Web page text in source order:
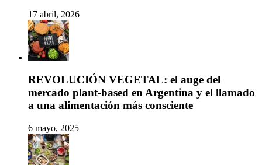
17 abril, 2026
REVOLUCIÓN VEGETAL: el auge del
mercado plant-based en Argentina y el llamado
a una alimentación más consciente
6 mayo, 2025